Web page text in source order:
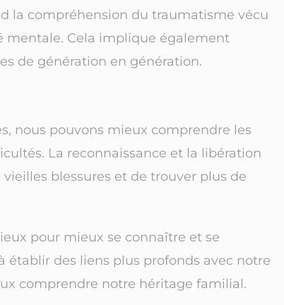
la compréhension du traumatisme vécu
mentale. Cela implique également
de génération en génération.
nous pouvons mieux comprendre les
La reconnaissance et la libération
blessures et de trouver plus de
pour mieux se connaître et se
des liens plus profonds avec notre
comprendre notre héritage familial.